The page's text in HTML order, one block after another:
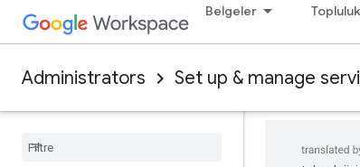
Belgeler Topluluk
Administrators Set up & manage